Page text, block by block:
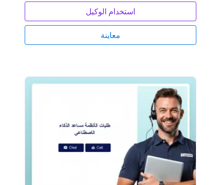
استخدام الوكيل
معاينة